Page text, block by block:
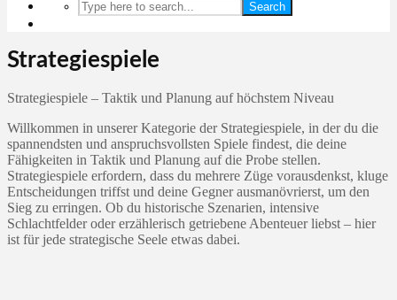
Search
Strategiespiele
Strategiespiele – Taktik und Planung auf höchstem Niveau
Willkommen in unserer Kategorie der Strategiespiele, in der du die
spannendsten und anspruchsvollsten Spiele findest, die deine
Fähigkeiten in Taktik und Planung auf die Probe stellen.
Strategiespiele erfordern, dass du mehrere Züge vorausdenkst, kluge
Entscheidungen triffst und deine Gegner ausmanövrierst, um den
Sieg zu erringen. Ob du historische Szenarien, intensive
Schlachtfelder oder erzählerisch getriebene Abenteuer liebst – hier
ist für jede strategische Seele etwas dabei.